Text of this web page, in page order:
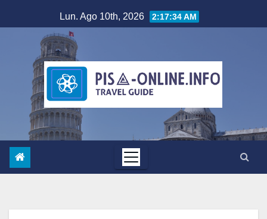
al
contenuto
Lun. Ago 10th, 2026 2:17:34 AM